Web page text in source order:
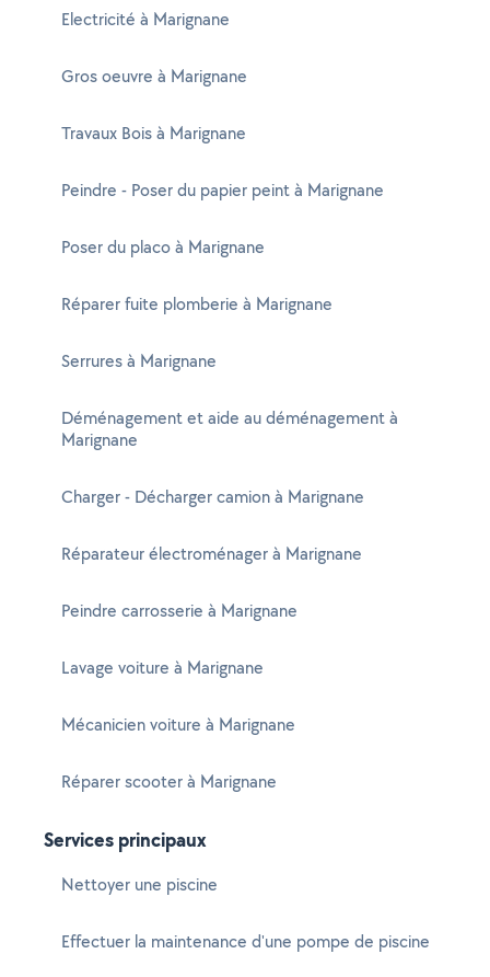
Electricité à Marignane
Gros oeuvre à Marignane
Travaux Bois à Marignane
Peindre - Poser du papier peint à Marignane
Poser du placo à Marignane
Réparer fuite plomberie à Marignane
Serrures à Marignane
Déménagement et aide au déménagement à
Marignane
Charger - Décharger camion à Marignane
Réparateur électroménager à Marignane
Peindre carrosserie à Marignane
Lavage voiture à Marignane
Mécanicien voiture à Marignane
Réparer scooter à Marignane
Services principaux
Nettoyer une piscine
Effectuer la maintenance d'une pompe de piscine